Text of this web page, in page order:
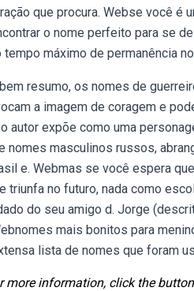
que procura. Webse você
o nome perfeito para se
máximo de permanência
resumo, os nomes de
a imagem de coragem e
autor expõe como uma
masculinos russos,
e. Webmas se você espera
no futuro, nada como
do seu amigo d. Jorge
mais bonitos para
lista de nomes que foram
more information, click the